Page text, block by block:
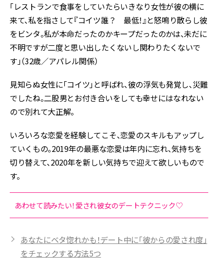
「レストランで食事をしていたらいきなり女性が彼の横に
来て、私を指さして『コイツ誰？ 最低！』と怒鳴り散らし彼
をビンタ。私が本命だったのかキープだったのかは、未だに
不明ですが二度と思い出したくないし関わりたくないで
す」（32歳／アパレル関係）
見知らぬ女性に「コイツ」と呼ばれ、彼の浮気も発覚し、災難
でしたね。二股男とお付き合いをしても幸せにはなれない
ので別れて大正解。
いろいろな恋愛を経験してこそ、恋愛のスキルもアップし
ていくもの。2019年の最悪な恋愛は年内に忘れ、気持ちを
切り替えて、2020年を新しい気持ちで迎えて欲しいもので
す。
あわせて読みたい！愛され彼女のデートテクニック♡
あなたにベタ惚れかも！デート中に「彼からの愛され度」
をチェックする方法5つ